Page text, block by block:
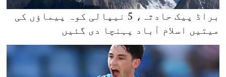
براڈ پیک حادثہ، 5 نیپالی کوہ پیماؤں کی
میتیں اسلام آباد پہنچا دی گئیں